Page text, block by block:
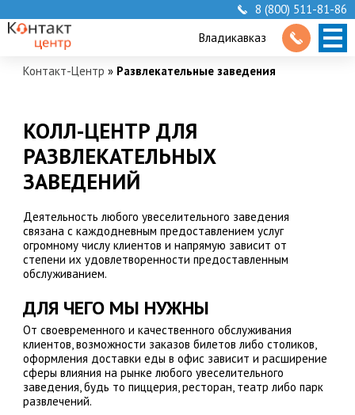
8 (800) 511-81-86
Владикавказ
Контакт-Центр » Развлекательные заведения
КОЛЛ-ЦЕНТР ДЛЯ
РАЗВЛЕКАТЕЛЬНЫХ
ЗАВЕДЕНИЙ
Деятельность любого увеселительного заведения
связана с каждодневным предоставлением услуг
огромному числу клиентов и напрямую зависит от
степени их удовлетворенности предоставленным
обслуживанием.
ДЛЯ ЧЕГО МЫ НУЖНЫ
От своевременного и качественного обслуживания
клиентов, возможности заказов билетов либо столиков,
оформления доставки еды в офис зависит и расширение
сферы влияния на рынке любого увеселительного
заведения, будь то пиццерия, ресторан, театр либо парк
развлечений.